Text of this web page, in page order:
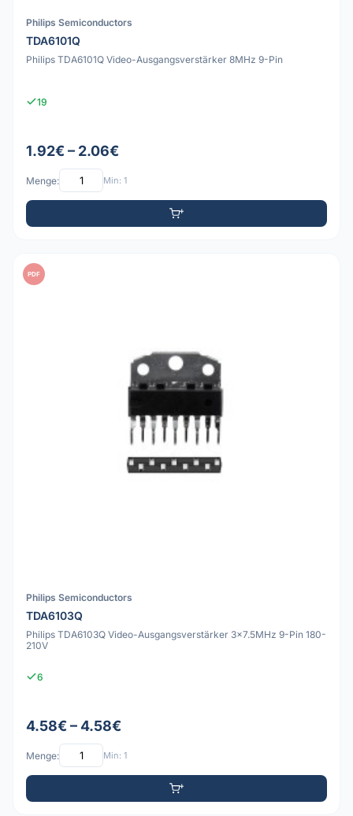
Philips Semiconductors
TDA6101Q
Philips TDA6101Q Video-Ausgangsverstärker 8MHz 9-Pin
19
1.92€ – 2.06€
Menge: Min: 1
PDF
Philips Semiconductors
TDA6103Q
Philips TDA6103Q Video-Ausgangsverstärker 3x7.5MHz 9-Pin 180-
210V
6
4.58€ – 4.58€
Menge: Min: 1